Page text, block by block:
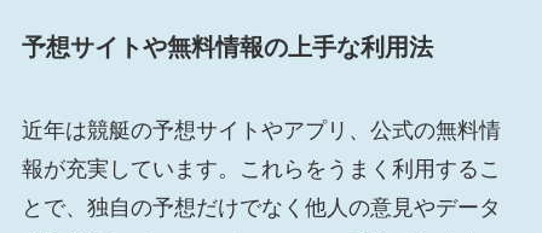
予想サイトや無料情報の上手な利用法
近年は競艇の予想サイトやアプリ、公式の無料情
報が充実しています。これらをうまく利用するこ
とで、独自の予想だけでなく他人の意見やデータ